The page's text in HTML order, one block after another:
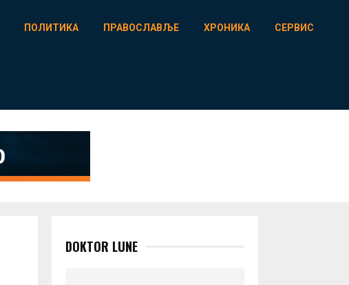
ПОЛИТИКА ПРАВОСЛАВЉЕ ХРОНИКА СЕРВИС
DOKTOR LUNE